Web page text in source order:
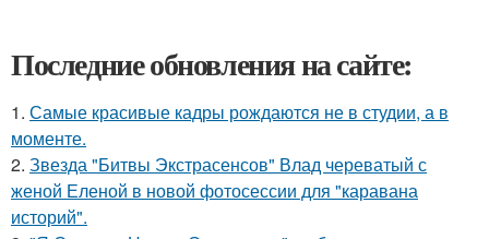
Последние обновления на сайте:
1. Самые красивые кадры рождаются не в студии, а в
моменте.
2. Звезда "Битвы Экстрасенсов" Влад череватый с
женой Еленой в новой фотосессии для "каравана
историй".